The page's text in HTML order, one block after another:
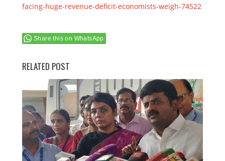
facing-huge-revenue-deficit-economists-weigh-74522
Share this on WhatsApp
RELATED POST